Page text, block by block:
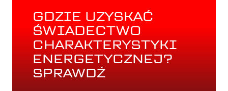
GDZIE UZYSKAĆ
ŚWIADECTWO
CHARAKTERYSTYKI
ENERGETYCZNEJ?
SPRAWDŹ